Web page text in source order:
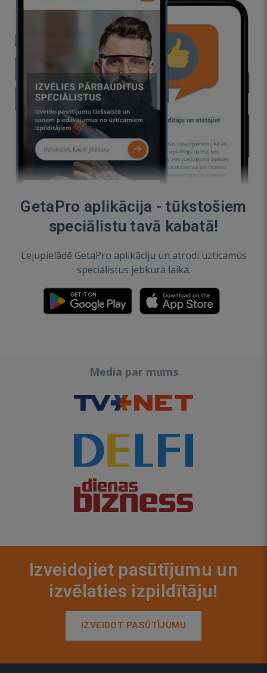
GetaPro aplikācija - tūkstošiem
speciālistu tavā kabatā!
Lejupielādē GetaPro aplikāciju un atrodi uzticamus
speciālistus jebkurā laikā.
Media par mums
Izveidojiet pasūtījumu un
izvēlaties izpildītāju!
IZVEIDOT PASŪTĪJUMU